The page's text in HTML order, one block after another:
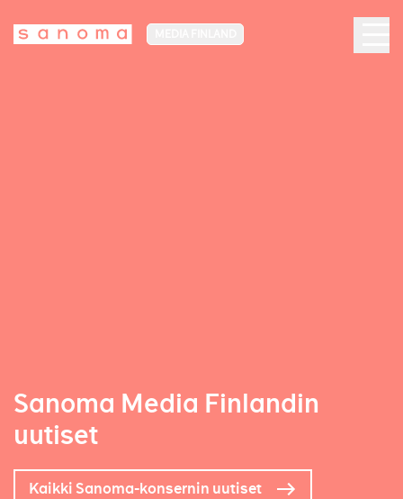
Sanoma Media Finlandin
uutiset
Kaikki Sanoma-konsernin uutiset